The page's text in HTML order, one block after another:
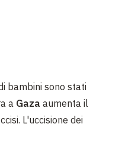
bambini sono stati
a Gaza aumenta il
L'uccisione dei